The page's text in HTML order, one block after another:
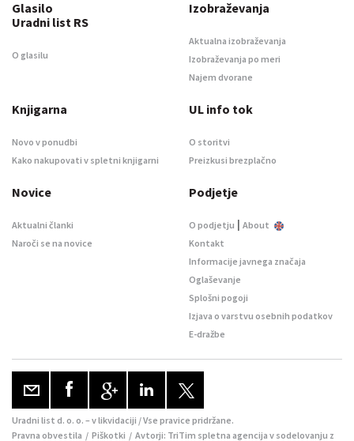
Glasilo
Uradni list RS
O glasilu
Izobraževanja
Aktualna izobraževanja
Izobraževanja po meri
Najem dvorane
Knjigarna
Novo v ponudbi
Kako nakupovati v spletni knjigarni
UL info tok
O storitvi
Preizkusi brezplačno
Novice
Aktualni članki
Naroči se na novice
Podjetje
O podjetju | About
Kontakt
Informacije javnega značaja
Oglaševanje
Splošni pogoji
Izjava o varstvu osebnih podatkov
E-dražbe
Uradni list d. o. o. – v likvidaciji / Vse pravice pridržane.
Pravna obvestila / Piškotki / Avtorji: TriTim spletna agencija v sodelovanju z